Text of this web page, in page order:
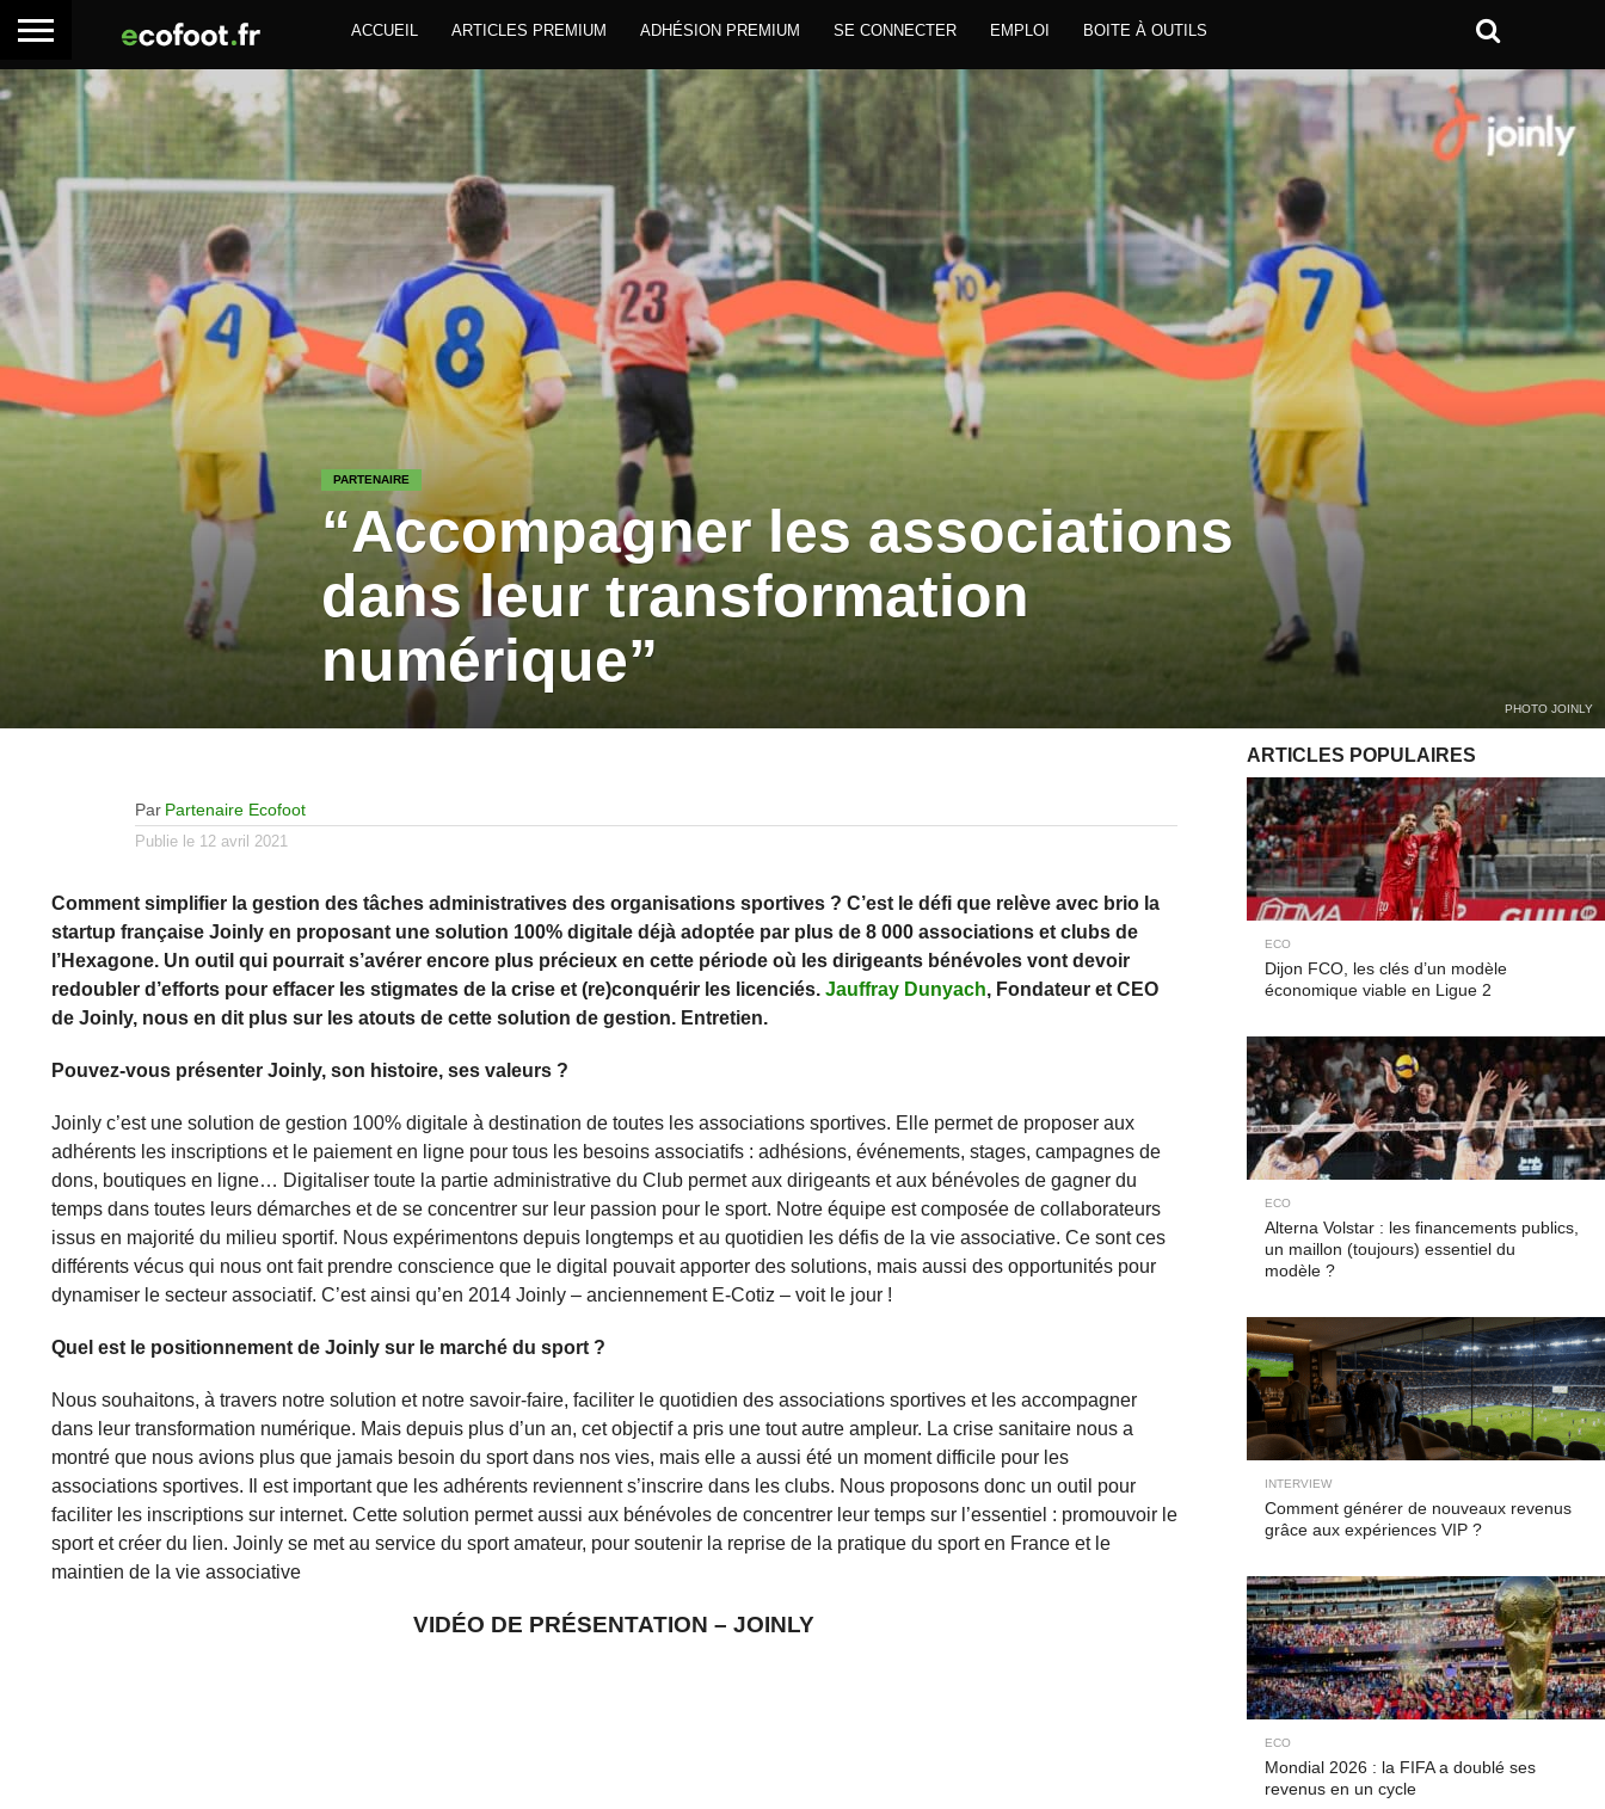
ACCUEIL ARTICLES PREMIUM ADHÉSION PREMIUM SE CONNECTER EMPLOI BOITE À OUTILS
PARTENAIRE
“Accompagner les associations
dans leur transformation
numérique”
PHOTO JOINLY
Par Partenaire Ecofoot
Publie le 12 avril 2021
Comment simplifier la gestion des tâches administratives des organisations sportives ? C’est le défi que relève avec brio la
startup française Joinly en proposant une solution 100% digitale déjà adoptée par plus de 8 000 associations et clubs de
l’Hexagone. Un outil qui pourrait s’avérer encore plus précieux en cette période où les dirigeants bénévoles vont devoir
redoubler d’efforts pour effacer les stigmates de la crise et (re)conquérir les licenciés. Jauffray Dunyach, Fondateur et CEO
de Joinly, nous en dit plus sur les atouts de cette solution de gestion. Entretien.
Pouvez-vous présenter Joinly, son histoire, ses valeurs ?
Joinly c’est une solution de gestion 100% digitale à destination de toutes les associations sportives. Elle permet de proposer aux
adhérents les inscriptions et le paiement en ligne pour tous les besoins associatifs : adhésions, événements, stages, campagnes de
dons, boutiques en ligne… Digitaliser toute la partie administrative du Club permet aux dirigeants et aux bénévoles de gagner du
temps dans toutes leurs démarches et de se concentrer sur leur passion pour le sport. Notre équipe est composée de collaborateurs
issus en majorité du milieu sportif. Nous expérimentons depuis longtemps et au quotidien les défis de la vie associative. Ce sont ces
différents vécus qui nous ont fait prendre conscience que le digital pouvait apporter des solutions, mais aussi des opportunités pour
dynamiser le secteur associatif. C’est ainsi qu’en 2014 Joinly – anciennement E-Cotiz – voit le jour !
Quel est le positionnement de Joinly sur le marché du sport ?
Nous souhaitons, à travers notre solution et notre savoir-faire, faciliter le quotidien des associations sportives et les accompagner
dans leur transformation numérique. Mais depuis plus d’un an, cet objectif a pris une tout autre ampleur. La crise sanitaire nous a
montré que nous avions plus que jamais besoin du sport dans nos vies, mais elle a aussi été un moment difficile pour les
associations sportives. Il est important que les adhérents reviennent s’inscrire dans les clubs. Nous proposons donc un outil pour
faciliter les inscriptions sur internet. Cette solution permet aussi aux bénévoles de concentrer leur temps sur l’essentiel : promouvoir le
sport et créer du lien. Joinly se met au service du sport amateur, pour soutenir la reprise de la pratique du sport en France et le
maintien de la vie associative
VIDÉO DE PRÉSENTATION – JOINLY
ARTICLES POPULAIRES
ECO
Dijon FCO, les clés d’un modèle
économique viable en Ligue 2
ECO
Alterna Volstar : les financements publics,
un maillon (toujours) essentiel du
modèle ?
INTERVIEW
Comment générer de nouveaux revenus
grâce aux expériences VIP ?
ECO
Mondial 2026 : la FIFA a doublé ses
revenus en un cycle